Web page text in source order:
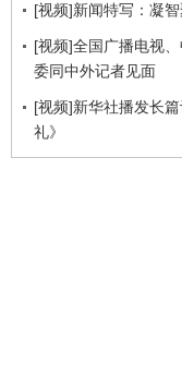
[视频]新闻特写：凝
[视频]全国广播电视
委同中外记者见面
[视频]新华社播发长
礼》